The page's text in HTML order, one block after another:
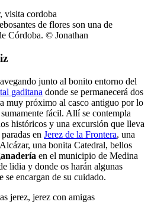
de flores son una de
Córdoba. © Jonathan
junto al bonito entorno del
gaditana donde se permanecerá dos
muy próximo al casco antiguo por lo
fácil. Allí se contempla
históricos y una excursión que lleva
en Jerez de la Frontera, una
una bonita Catedral, bellos
en el municipio de Medina
lidia y donde os harán algunas
se encargan de su cuidado.